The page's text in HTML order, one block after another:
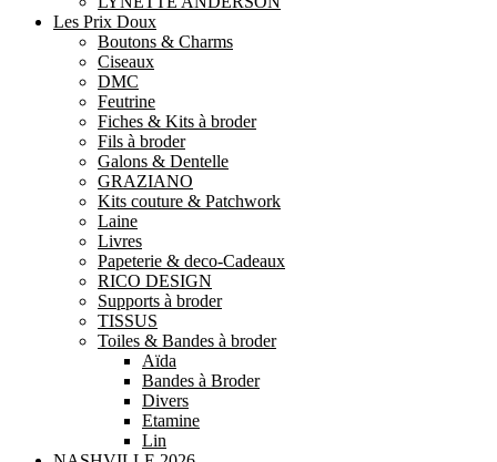
Les Prix Doux
Boutons & Charms
Ciseaux
DMC
Feutrine
Fiches & Kits à broder
Fils à broder
Galons & Dentelle
GRAZIANO
Kits couture & Patchwork
Laine
Livres
Papeterie & deco-Cadeaux
RICO DESIGN
Supports à broder
TISSUS
Toiles & Bandes à broder
Aïda
Bandes à Broder
Divers
Etamine
Lin